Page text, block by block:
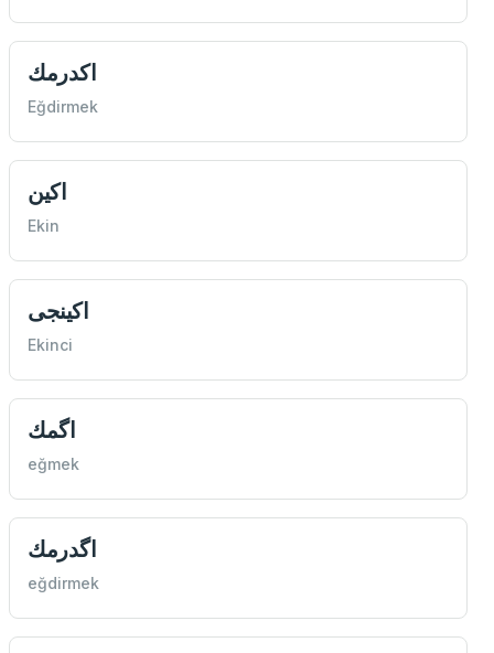
اكدرمك
Eğdirmek
اكين
Ekin
اكينجی
Ekinci
اگمك
eğmek
اگدرمك
eğdirmek